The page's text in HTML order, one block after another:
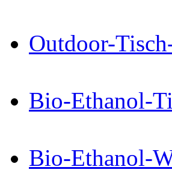
Outdoor-
Bio-Ethanol-
Bio-Ethanol-